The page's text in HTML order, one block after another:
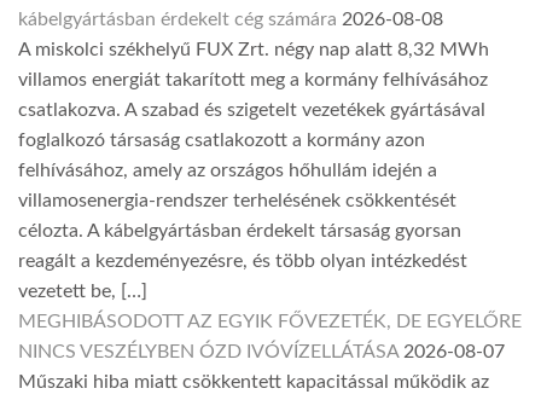
kábelgyártásban érdekelt cég számára 2026-08-08
A miskolci székhelyű FUX Zrt. négy nap alatt 8,32 MWh
villamos energiát takarított meg a kormány felhívásához
csatlakozva. A szabad és szigetelt vezetékek gyártásával
foglalkozó társaság csatlakozott a kormány azon
felhívásához, amely az országos hőhullám idején a
villamosenergia-rendszer terhelésének csökkentését
célozta. A kábelgyártásban érdekelt társaság gyorsan
reagált a kezdeményezésre, és több olyan intézkedést
vezetett be, […]
MEGHIBÁSODOTT AZ EGYIK FŐVEZETÉK, DE EGYELŐRE
NINCS VESZÉLYBEN ÓZD IVÓVÍZELLÁTÁSA 2026-08-07
Műszaki hiba miatt csökkentett kapacitással működik az